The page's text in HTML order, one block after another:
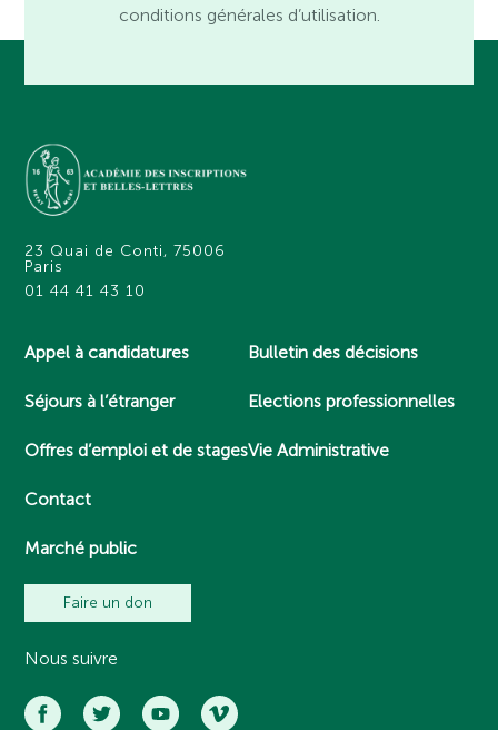
conditions générales d’utilisation.
23 Quai de Conti, 75006
Paris
01 44 41 43 10
Appel à candidatures
Séjours à l’étranger
Offres d’emploi et de stages
Contact
Marché public
Bulletin des décisions
Elections professionnelles
Vie Administrative
Faire un don
Nous suivre